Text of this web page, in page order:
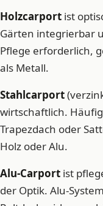
Holzcarport ist
Gärten integrierbar
Pflege erforderlich,
als Metall.
Stahlcarport
wirtschaftlich.
Trapezdach oder
Holz oder Alu.
Alu-Carport ist
der Optik. Alu-